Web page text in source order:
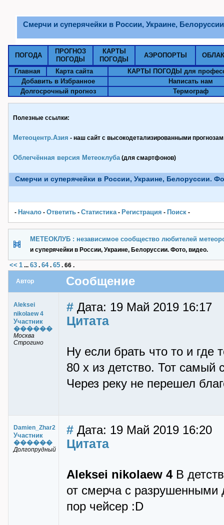
Смерчи и суперячейки в России, Украине,
ПОГОДА
ПРОГНОЗ
ПОГОДЫ
КАРТЫ
ПОГОДЫ
АЭРОПОРТЫ
Главная Карта сайта
КАРТЫ ПОГОДЫ для
Добавить в Избранное
Написать нам
Долгосрочный прогноз
Термограф
Полезные ссылки:
Метеоцентр.Азия - наш сайт с высокодетализированными
Облегчённая версия Метеоклуба(для смартфонов)
Смерчи и суперячейки в России, Украине, Белоруссии.
- Начало - Ответить - Статистика- Pегистрация - Поиск -
МЕТЕОКЛУБ : независимое сообщество любителей
и суперячейки в России, Украине, Белоруссии. Фото, видео.
<< 1 ... 63 . 64. 65 . 66 .
Автор Сообщение
Aleksei
nikolaew 4
Участник
������
Москва
Строгино
# Дата: 19 Май 2019 16:17
Цитата
Ну если брать что то и где
80 х из детство. Тот
Через реку не перешел
Damien_Zhar2
Участник
������
Долгопрудный
# Дата: 19 Май 2019 16:20
Цитата
Aleksei nikolaew 4В
от смерча с разрушенными
пор чейсер :D